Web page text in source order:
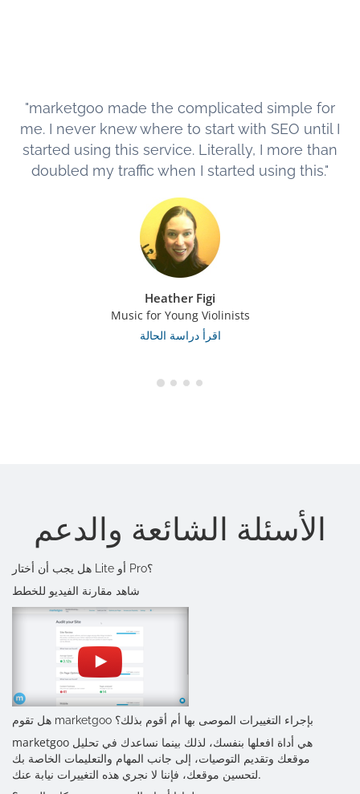
"marketgoo made the complicated simple for
me. I never knew where to start with SEO until I
started using this service. Literally, I more than
doubled my traffic when I started using this."
Heather Figi
Music for Young Violinists
اقرأ دراسة الحالة
الأسئلة الشائعة والدعم
هل يجب أن أختار Lite أو Pro؟
شاهد مقارنة الفيديو للخطط
هل تقوم marketgoo بإجراء التغييرات الموصى بها أم أقوم بذلك؟
marketgoo هي أداة افعلها بنفسك، لذلك بينما نساعدك في تحليل
موقعك وتقديم التوصيات، إلى جانب المهام والتعليمات الخاصة بك
لتحسين موقعك، فإننا لا نجري هذه التغييرات نيابة عنك.